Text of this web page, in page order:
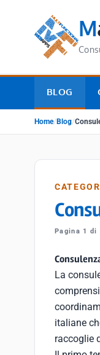
M
BLOG
Home/ Blog/
Pagina 1 di
La
italiane
raccoglie